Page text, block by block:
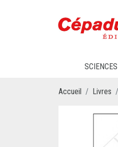
SCIENCES
Accueil Livres